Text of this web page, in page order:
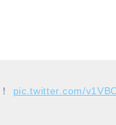
pic.twitter.com/